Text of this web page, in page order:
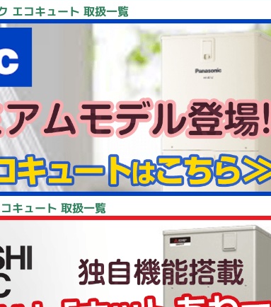
エコキュート 取扱一覧
キュート 取扱一覧